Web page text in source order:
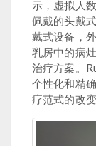
示，虚拟人
佩戴的头戴
戴式设备，
乳房中的病
治疗方案。
个性化和精
疗范式的改